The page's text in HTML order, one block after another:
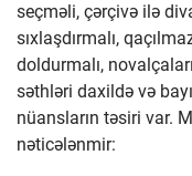
seçməli, çərçivə ilə
sıxlaşdırmalı,
doldurmalı,
səthləri daxildə və
nüansların təsiri var.
nəticələnmir: